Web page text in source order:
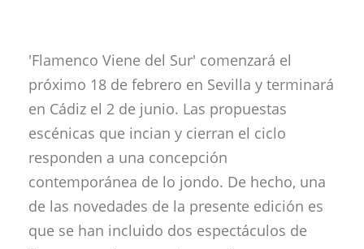
'Flamenco Viene del Sur' comenzará el
próximo 18 de febrero en Sevilla y terminará
en Cádiz el 2 de junio. Las propuestas
escénicas que incian y cierran el ciclo
responden a una concepción
contemporánea de lo jondo. De hecho, una
de las novedades de la presente edición es
que se han incluido dos espectáculos de